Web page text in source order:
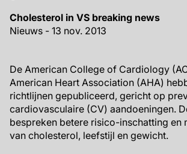
Cholesterol in VS breaking news
Nieuws - 13 nov. 2013
De American College of Cardiology
American Heart Association (AHA)
richtlijnen gepubliceerd, gericht op
cardiovasculaire (CV) aandoeningen.
bespreken betere risico-inschatting en
van cholesterol, leefstijl en gewicht.